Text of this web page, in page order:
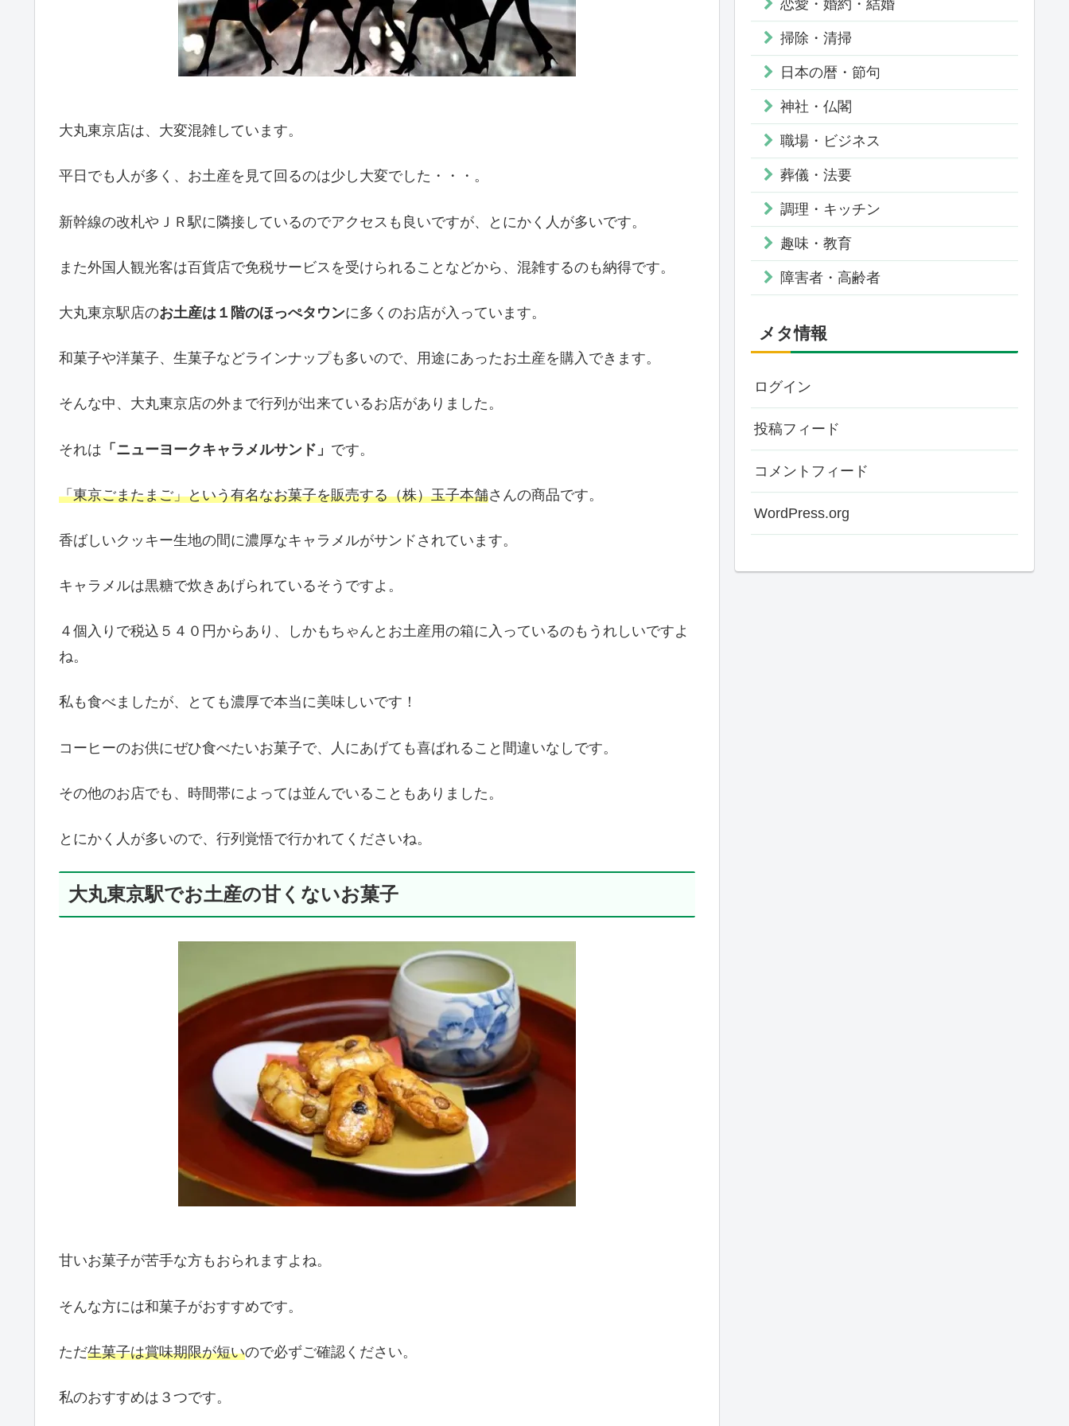
大丸東京店は、大変混雑しています。
平日でも人が多く、お土産を見て回るのは少し大変でした・・・。
新幹線の改札やＪＲ駅に隣接しているのでアクセスも良いですが、とにかく人が多いです。
また外国人観光客は百貨店で免税サービスを受けられることなどから、混雑するのも納得です。
大丸東京駅店のお土産は１階のほっぺタウンに多くのお店が入っています。
和菓子や洋菓子、生菓子などラインナップも多いので、用途にあったお土産を購入できます。
そんな中、大丸東京店の外まで行列が出来ているお店がありました。
それは 「ニューヨークキャラメルサンド」 です。
「東京ごまたまご」という有名なお菓子を販売する（株）玉子本舗さんの商品です。
香ばしいクッキー生地の間に濃厚なキャラメルがサンドされています。
キャラメルは黒糖で炊きあげられているそうですよ。
４個入りで税込５４０円からあり、しかもちゃんとお土産用の箱に入っているのもうれしいですよ
ね。
私も食べましたが、とても濃厚で本当に美味しいです！
コーヒーのお供にぜひ食べたいお菓子で、人にあげても喜ばれること間違いなしです。
その他のお店でも、時間帯によっては並んでいることもありました。
とにかく人が多いので、行列覚悟で行かれてくださいね。
大丸東京駅でお土産の甘くないお菓子
甘いお菓子が苦手な方もおられますよね。
そんな方には和菓子がおすすめです。
ただ生菓子は賞味期限が短いので必ずご確認ください。
私のおすすめは３つです。
恋愛・婚約・結婚
掃除・清掃
日本の暦・節句
神社・仏閣
職場・ビジネス
葬儀・法要
調理・キッチン
趣味・教育
障害者・高齢者
メタ情報
ログイン
投稿フィード
コメントフィード
WordPress.org